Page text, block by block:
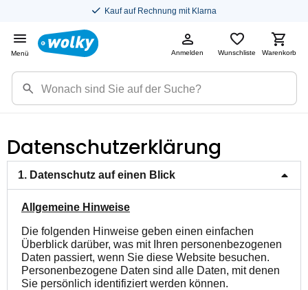
Kauf auf Rechnung mit Klarna
Menü Anmelden Wunschliste Warenkorb
Datenschutzerklärung
1. Datenschutz auf einen Blick
Allgemeine Hinweise
Die folgenden Hinweise geben einen einfachen
Überblick darüber, was mit Ihren personenbezogenen
Daten passiert, wenn Sie diese Website besuchen.
Personenbezogene Daten sind alle Daten, mit denen
Sie persönlich identifiziert werden können.